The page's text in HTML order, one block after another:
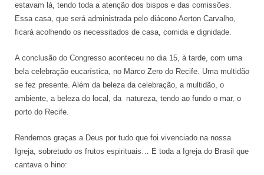
estavam lá, tendo toda a atenção dos bispos e das comissões.
Essa casa, que será administrada pelo diácono Aerton Carvalho,
ficará acolhendo os necessitados de casa, comida e dignidade.
A conclusão do Congresso aconteceu no dia 15, à tarde, com uma
bela celebração eucarística, no Marco Zero do Recife. Uma multidão
se fez presente. Além da beleza da celebração, a multidão, o
ambiente, a beleza do local, da natureza, tendo ao fundo o mar, o
porto do Recife.
Rendemos graças a Deus por tudo que foi vivenciado na nossa
Igreja, sobretudo os frutos espirituais… E toda a Igreja do Brasil que
cantava o hino: